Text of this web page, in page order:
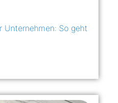
Unternehmen: So geht